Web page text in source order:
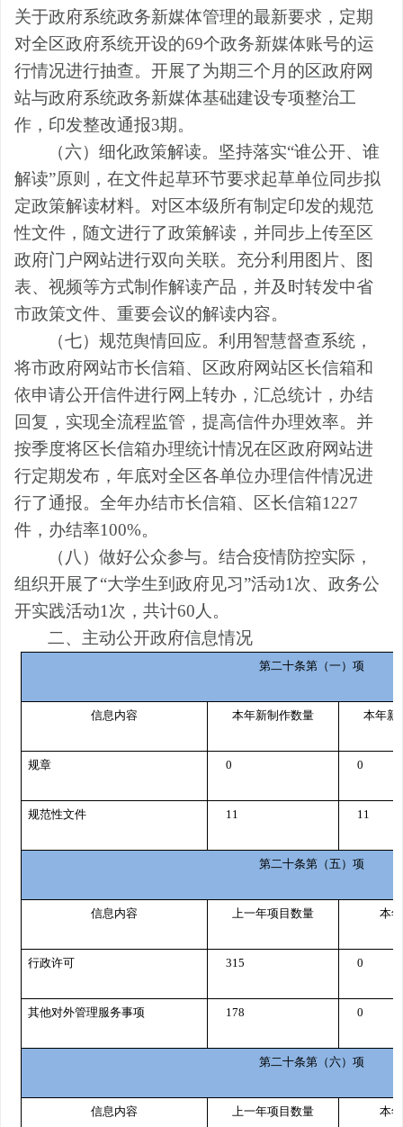
关于政府系统政务新媒体管理的最新要求，定期
对全区政府系统开设的69个政务新媒体账号的运
行情况进行抽查。开展了为期三个月的区政府网
站与政府系统政务新媒体基础建设专项整治工
作，印发整改通报3期。
（六）细化政策解读。坚持落实“谁公开、谁
解读”原则，在文件起草环节要求起草单位同步拟
定政策解读材料。对区本级所有制定印发的规范
性文件，随文进行了政策解读，并同步上传至区
政府门户网站进行双向关联。充分利用图片、图
表、视频等方式制作解读产品，并及时转发中省
市政策文件、重要会议的解读内容。
（七）规范舆情回应。利用智慧督查系统，
将市政府网站市长信箱、区政府网站区长信箱和
依申请公开信件进行网上转办，汇总统计，办结
回复，实现全流程监管，提高信件办理效率。并
按季度将区长信箱办理统计情况在区政府网站进
行定期发布，年底对全区各单位办理信件情况进
行了通报。全年办结市长信箱、区长信箱1 227
件，办结率100%。
（八）做好公众参与。结合疫情防控实际，
组织开展了“大学生到政府见习”活动1 次、政务公
开实践活动1 次，共计60 人。
二、主动公开政府信息情况
第二十条第（一）项
信息内容 本年新制作数量 本年新
规章 0 0
规范性文件 11 11
第二十条第（五）项
信息内容 上一年项目数量 本
行政许可 315 0
其他对外管理服务事项 178 0
第二十条第（六）项
信息内容 上一年项目数量 本